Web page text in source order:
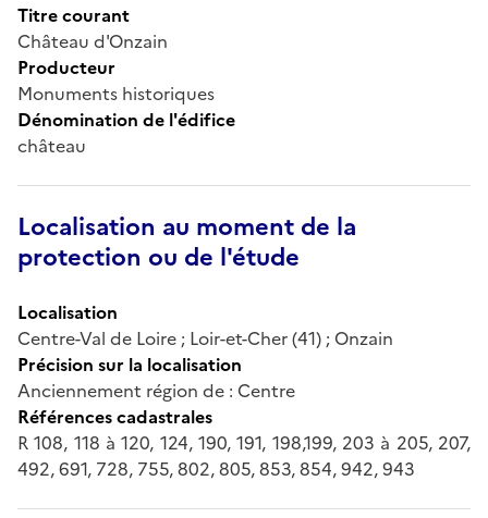
Titre courant
Château d'Onzain
Producteur
Monuments historiques
Dénomination de l'édifice
château
Localisation au moment de la
protection ou de l'étude
Localisation
Centre-Val de Loire ; Loir-et-Cher (41) ; Onzain
Précision sur la localisation
Anciennement région de : Centre
Références cadastrales
R 108, 118 à 120, 124, 190, 191, 198,199, 203 à 205, 207,
492, 691, 728, 755, 802, 805, 853, 854, 942, 943